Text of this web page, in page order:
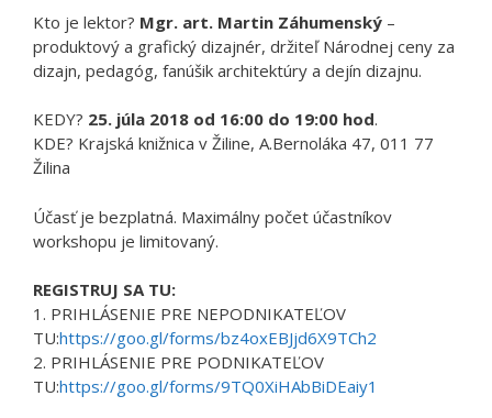
Kto je lektor? Mgr. art. Martin Záhumenský –
produktový a grafický dizajnér, držiteľ Národnej ceny za
dizajn, pedagóg, fanúšik architektúry a dejín dizajnu.
KEDY? 25. júla 2018 od 16:00 do 19:00 hod.
KDE? Krajská knižnica v Žiline, A.Bernoláka 47, 011 77
Žilina
Účasť je bezplatná. Maximálny počet účastníkov
workshopu je limitovaný.
REGISTRUJ SA TU:
1. PRIHLÁSENIE PRE NEPODNIKATEĽOV
TU:https://goo.gl/forms/bz4oxEBJjd6X9TCh2
2. PRIHLÁSENIE PRE PODNIKATEĽOV
TU:https://goo.gl/forms/9TQ0XiHAbBiDEaiy1